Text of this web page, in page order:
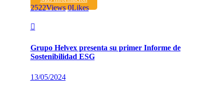
2522Views 0Likes
Grupo Helvex presenta su primer Informe de
Sostenibilidad ESG
13/05/2024